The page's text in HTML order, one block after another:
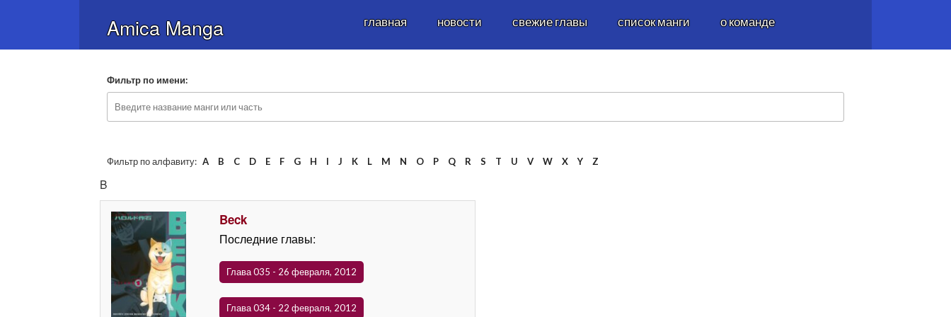
Amica Manga главная новости свежие главы список манги о команде
Фильтр по имени:
Фильтр по алфавиту: A B C D E F G H I J K L M N O P Q R S T U V W X Y Z
B
Beck
Последние главы:
Глава 035 - 26 февраля, 2012
Глава 034 - 22 февраля, 2012